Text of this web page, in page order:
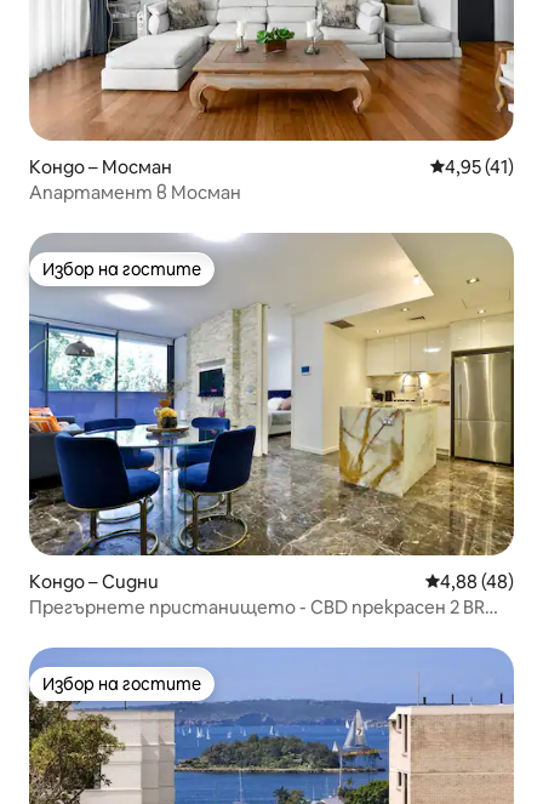
Кондо – Мосман Средна
4,95 (41)
Апартамент в Мосман
Избор на гостите
Избор на гостите
Кондо – Сидни Средна
4,88 (48)
Прегърнете пристанището - CBD прекрасен 2 BR
Избор на гостите
Избор на гостите